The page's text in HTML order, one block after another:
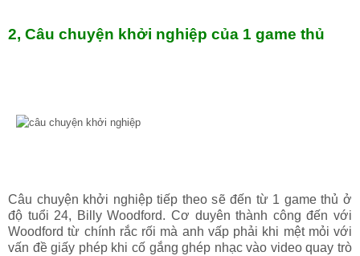
2, Câu chuyện khởi nghiệp của 1 game thủ
Câu chuyện khởi nghiệp tiếp theo sẽ đến từ 1 game thủ ở
độ tuổi 24, Billy Woodford. Cơ duyên thành công đến với
Woodford từ chính rắc rối mà anh vấp phải khi mệt mỏi với
vấn đề giấy phép khi cố gắng ghép nhạc vào video quay trò